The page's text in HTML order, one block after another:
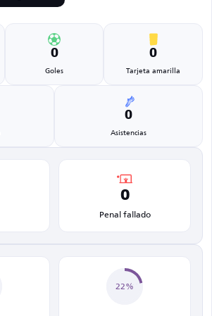
0
Goles
0
Tarjeta amarilla
0
Asistencias
0
Penal fallado
22%